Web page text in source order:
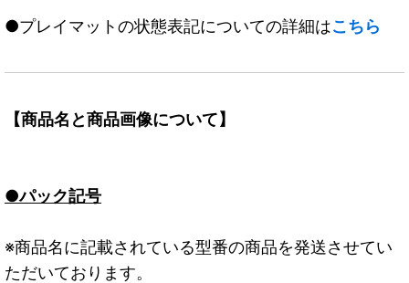
●プレイマットの状態表記についての詳細はこちら
【商品名と商品画像について】
●パック記号
※商品名に記載されている型番の商品を発送させてい
ただいております。